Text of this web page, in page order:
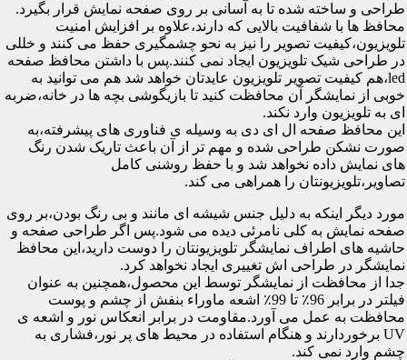
طراحی و ساخته شده تا به آسانی بر روی صفحه نمایش قرار بگیرد.
محافظ ها با شفافیت بالایی که دارند،علاوه بر افزایش امنیت
تلویزیون،کیفیت تصویر را نیز به نحو چشمگیری حفظ می کنند و خللی
در طراحی شیک تلویزیون ایجاد نمی کنند.پس با داشتن محافظ صفحه
led،هم کیفیت تصویر تلویزیون عایدتان خواهد شد هم می توانید به
خوبی از نمایشگر آن محافظت کنید تا بازیگوشی بچه ها در خانه،ضربه
ای به تلویزیون وارد نکند.
این محافظ صفحه ال ای دی به وسیله ی فناوری های پیشرفته،به
صورت نشکن طراحی شده و مهم تر از آن باعث تاریک شدن رنگ
های نمایش داده نخواهد شد و با حفظ روشنی کامل
تصاویر،تلویزیونتان را همراهی می کند.
مورد دیگر اینکه به دلیل جنس شیشه ای مانند و بی رنگ بودن،بر روی
صفحه نمایش به کلی نامرئی دیده می شود.پس اگر طراحی صفحه و
حاشیه های اطراف نمایشگر تلویزیونتان را دوست دارید،این محافظ
نمایشگر در طراحی اش تغییری ایجاد نخواهد کرد.
جدا از محافظت از نمایشگر توسط این محصول،همچنین به عنوان
فیلتر در برابر 96٪ تا 99٪ اشعه ماوراء بنفش از چشم و پوست
محافظت به عمل می آورد.مقاومت در برابر انعکاس نور و اشعه ی
UV برخوردارند و هنگام استفاده در محیط های پر نور،فشاری به
چشم وارد نمی کند.